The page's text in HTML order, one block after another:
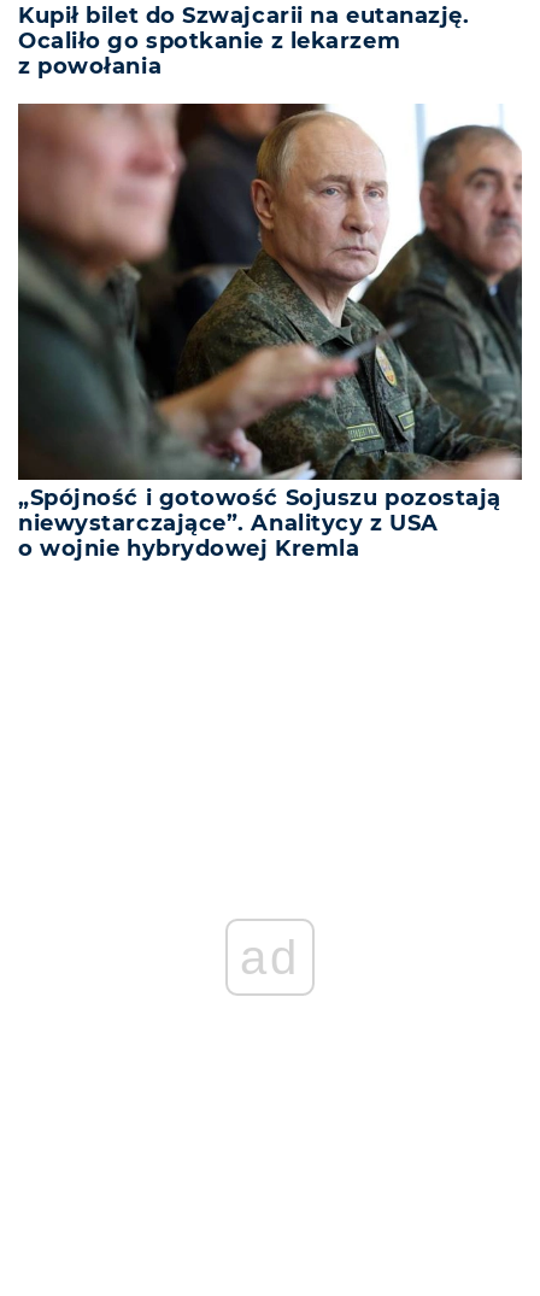
Kupił bilet do Szwajcarii na eutanazję.
Ocaliło go spotkanie z lekarzem
z powołania
„Spójność i gotowość Sojuszu pozostają
niewystarczające”. Analitycy z USA
o wojnie hybrydowej Kremla